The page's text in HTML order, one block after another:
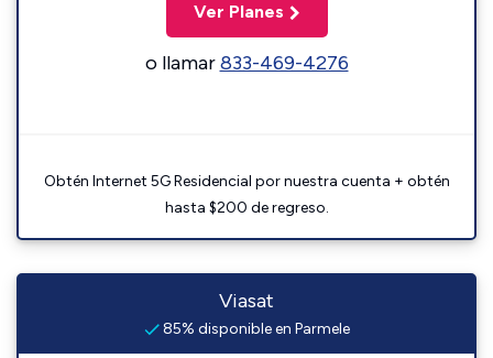
Ver Planes
o llamar833-469-4276
Obtén Internet 5G Residencial por nuestra cuenta + obtén
hasta $200 de regreso.
Viasat
85% disponible en Parmele